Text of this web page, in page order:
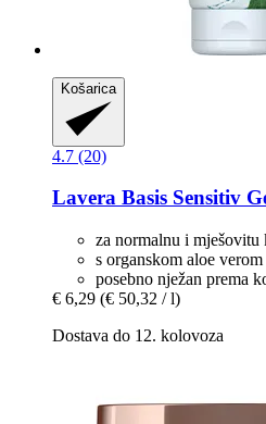
Košarica
4.7 (20)
Lavera Basis Sensitiv
za normalnu i mješovitu
s organskom aloe verom
posebno nježan prema
€ 6,29 (€ 50,32 / l)
Dostava do 12. kolovoza